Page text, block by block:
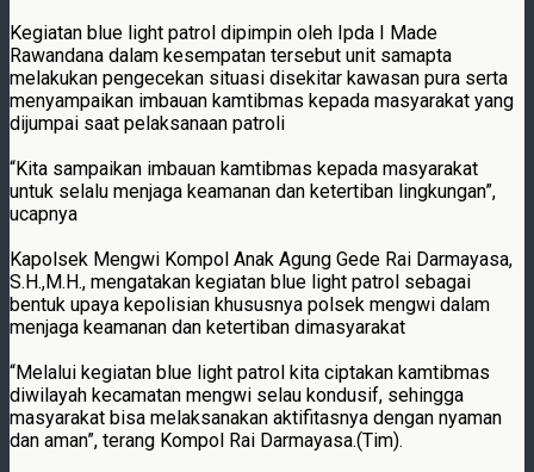
Kegiatan blue light patrol dipimpin oleh Ipda I Made
Rawandana dalam kesempatan tersebut unit samapta
melakukan pengecekan situasi disekitar kawasan pura serta
menyampaikan imbauan kamtibmas kepada masyarakat yang
dijumpai saat pelaksanaan patroli
“Kita sampaikan imbauan kamtibmas kepada masyarakat
untuk selalu menjaga keamanan dan ketertiban lingkungan”,
ucapnya
Kapolsek Mengwi Kompol Anak Agung Gede Rai Darmayasa,
S.H.,M.H., mengatakan kegiatan blue light patrol sebagai
bentuk upaya kepolisian khususnya polsek mengwi dalam
menjaga keamanan dan ketertiban dimasyarakat
“Melalui kegiatan blue light patrol kita ciptakan kamtibmas
diwilayah kecamatan mengwi selau kondusif, sehingga
masyarakat bisa melaksanakan aktifitasnya dengan nyaman
dan aman”, terang Kompol Rai Darmayasa.(Tim).